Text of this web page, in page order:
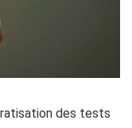
des tests